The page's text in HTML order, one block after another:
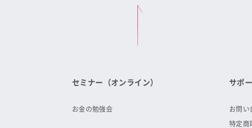
セミナー（オンライン）
お金の勉強会
サポ
お問い
特定商